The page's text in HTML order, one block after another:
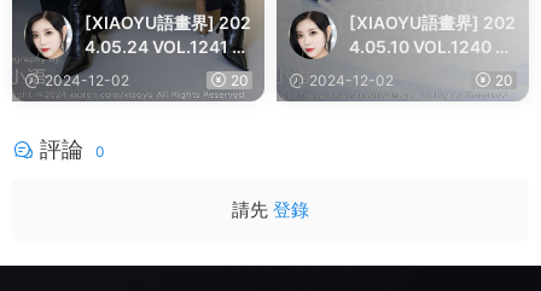
[XIAOYU語畫界] 202
4.05.24 VOL.1241 楊
晨晨Yome 性感黑色
皮質内衣 哈爾濱旅拍
2024-12-02 20
[XIAOYU語畫界] 202
4.05.10 VOL.1240 楊
晨晨Yome 性感藍色O
L服飾 哈爾濱旅拍寫真
2024-12-02 20
評論 0
請先 登錄